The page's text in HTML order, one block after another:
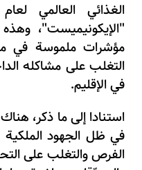
"الإيكونيميست"،
مؤشرات ملموسة في
التغلب على مشاكله
في الإقليم.
استنادا إلى ما ذكر،
في ظل الجهود الملكية
الفرص والتغلب على